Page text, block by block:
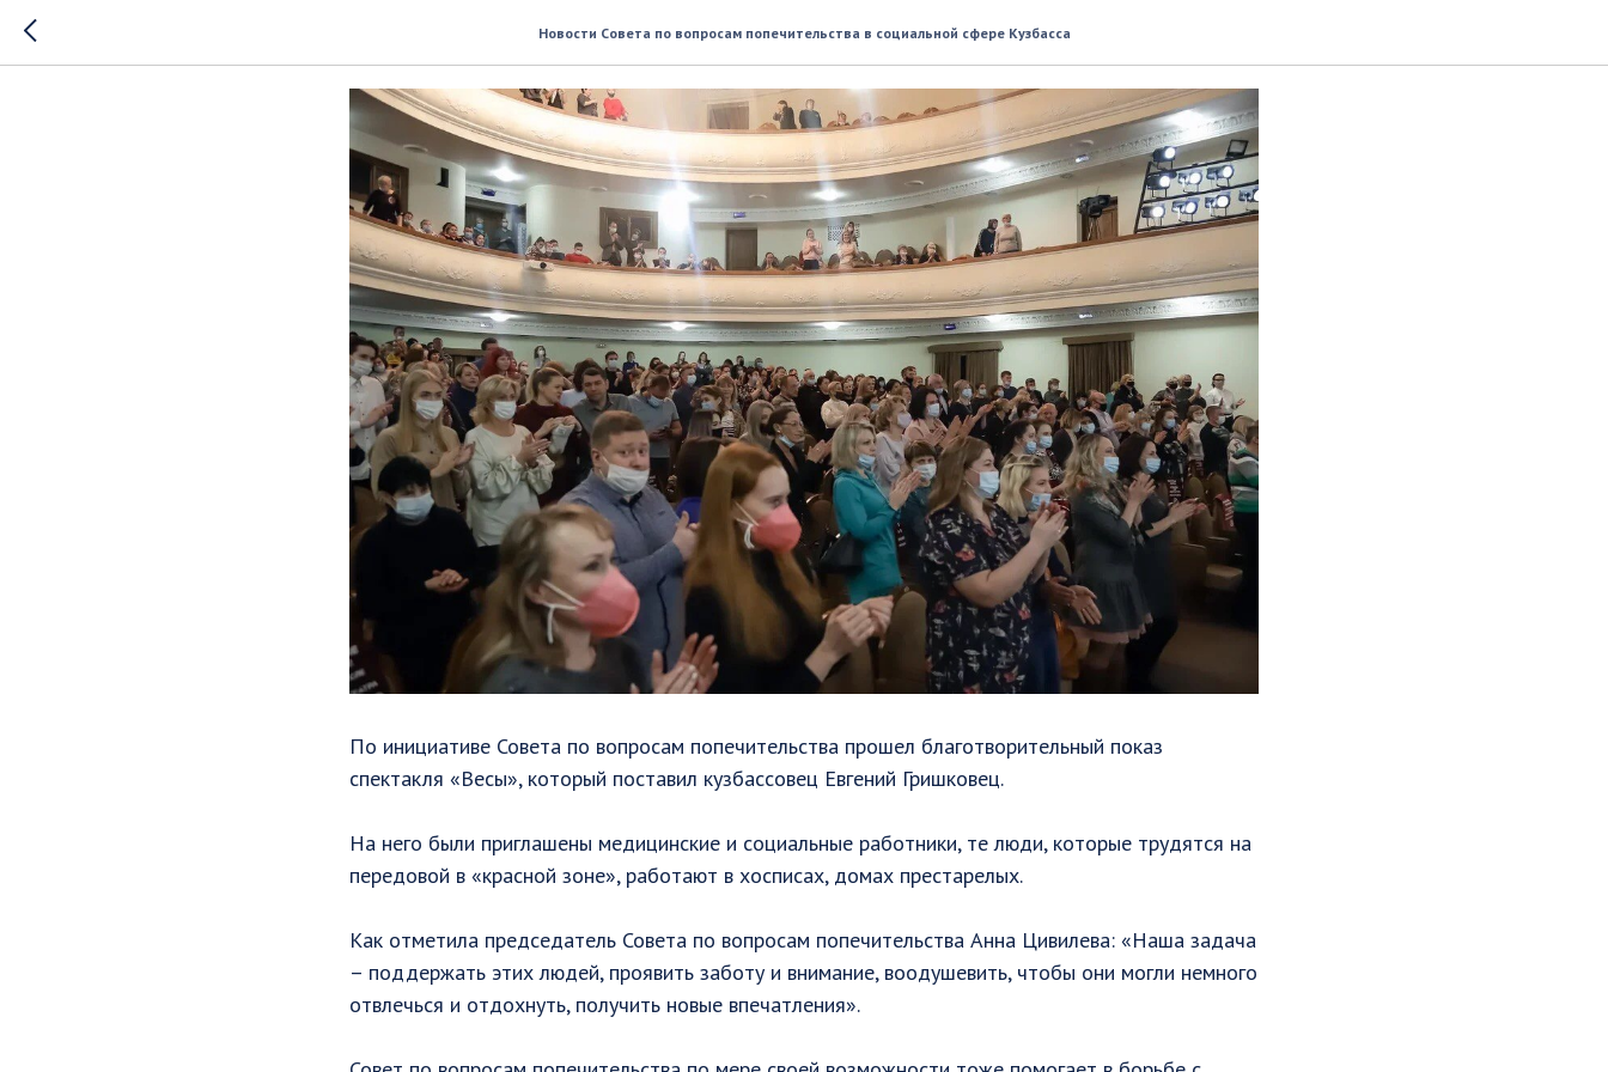
Новости Совета по вопросам попечительства в социальной сфере Кузбасса
Благодарность за труд
По инициативе Совета по вопросам попечительства прошел благотворительный показ
спектакля «Весы», который поставил кузбассовец Евгений Гришковец.
На него были приглашены медицинские и социальные работники, те люди, которые трудятся на
передовой в «красной зоне», работают в хосписах, домах престарелых.
Как отметила председатель Совета по вопросам попечительства Анна Цивилева: «Наша задача
– поддержать этих людей, проявить заботу и внимание, воодушевить, чтобы они могли немного
отвлечься и отдохнуть, получить новые впечатления».